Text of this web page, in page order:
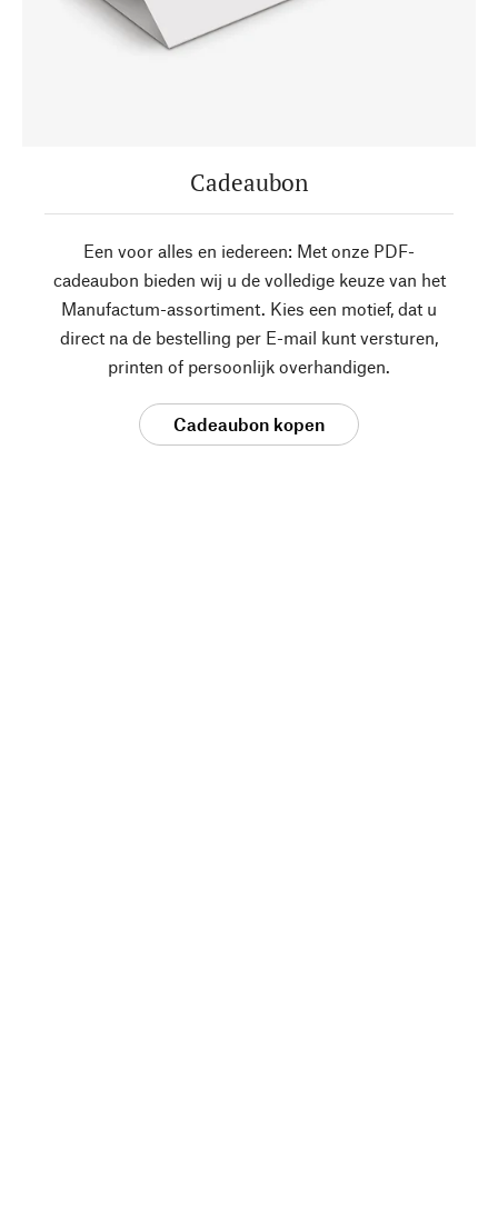
Cadeaubon
Een voor alles en iedereen: Met onze PDF-
cadeaubon bieden wij u de volledige keuze van het
Manufactum-assortiment. Kies een motief, dat u
direct na de bestelling per E-mail kunt versturen,
printen of persoonlijk overhandigen.
Cadeaubon kopen